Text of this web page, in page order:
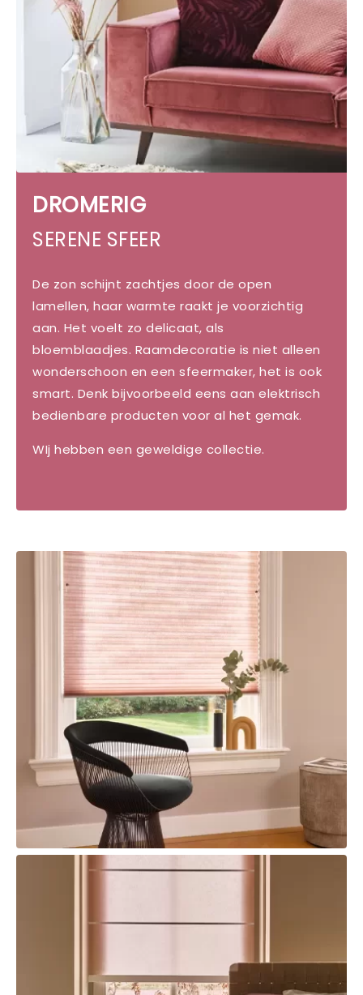
DROMERIG
SERENE SFEER
De zon schijnt zachtjes door de open
lamellen, haar warmte raakt je voorzichtig
aan. Het voelt zo delicaat, als
bloemblaadjes. Raamdecoratie is niet alleen
wonderschoon en een sfeermaker, het is ook
smart. Denk bijvoorbeeld eens aan elektrisch
bedienbare producten voor al het gemak.
WIj hebben een geweldige collectie.